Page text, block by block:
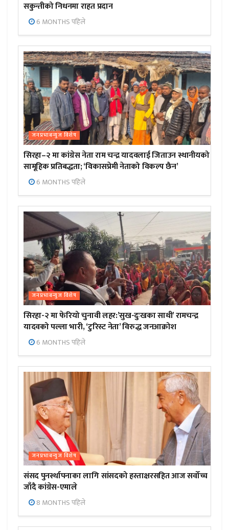
सकुन्तीको निधनमा राहत प्रदान
6 MONTHS पहिले
जनप्रभाबन्युज विशेष
सिरहा–२ मा कांग्रेस नेता राम चन्द्र यादवलाई जिताउन स्थानीयको
सामूहिक प्रतिबद्धता; ‘विकासप्रेमी नेताको विकल्प छैन’
6 MONTHS पहिले
जनप्रभाबन्युज विशेष
सिरहा-२ मा फेरियो चुनावी लहर:’सुख-दुःखका साथी’ रामचन्द्र
यादवको पल्ला भारी, ‘टुरिस्ट नेता’ विरुद्ध जनआक्रोश
6 MONTHS पहिले
जनप्रभाबन्युज विशेष
संसद पुनर्स्थापनाका लागि सांसदको हस्ताक्षरसहित आज सर्वोच्च
जाँदै कांग्रेस-एमाले
8 MONTHS पहिले